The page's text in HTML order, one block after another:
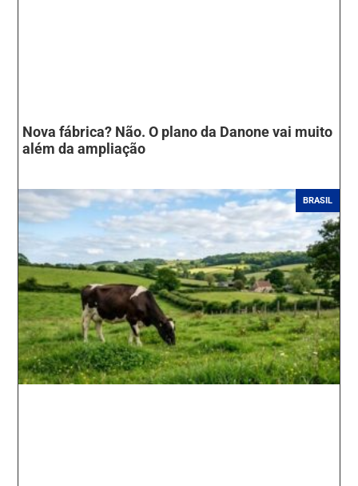
Nova fábrica? Não. O plano da Danone vai muito
além da ampliação
BRASIL